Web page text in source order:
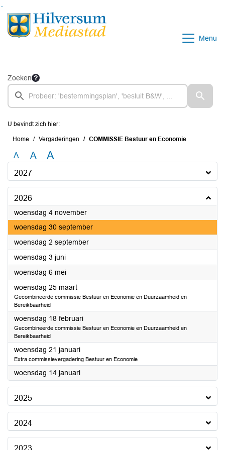
Ga naar de inhoud van deze pagina
Ga naar het zoeken
Menu
Zoeken
U bevindt zich hier:
Home Vergaderingen COMMISSIE Bestuur en Economie
A A A
2027
2026
woensdag 4 november2026
woensdag 30 september2026
woensdag 2 september2026
woensdag 3 juni2026
woensdag 6 mei2026
woensdag 25 maart2026
Gecombineerde commissie Bestuur en Economie en Duurzaamheid en
Bereikbaarheid
woensdag 18 februari2026
Gecombineerde commissie Bestuur en Economie en Duurzaamheid en
Bereikbaarheid
woensdag 21 januari2026
Extra commissievergadering Bestuur en Economie
woensdag 14 januari2026
2025
2024
2023